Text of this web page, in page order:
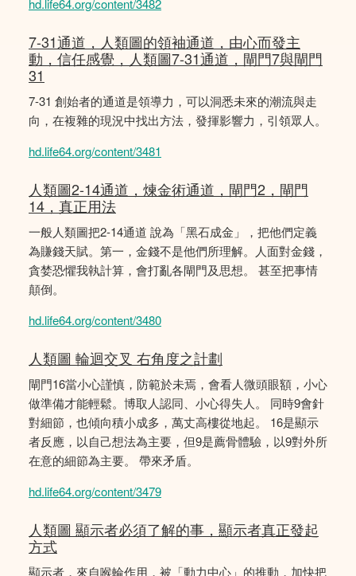
hd.life64.org/content/3482
7-31通道，人類圖的領袖通道，由心而發主
動，信任感覺，人類圖7-31通道，閘門7與閘門
31
7-31 創始者的通道是領導力，可以洞悉未來的潮流與走
向，在複雜的現況中找出方法，發揮影響力，引領眾人。
hd.life64.org/content/3481
人類圖2-14通道，煉金術通道，閘門2，閘門
14，真正用法
一般人類圖把2-14通道 說為「黑石成金」，把他們定義
為賺錢天賦。第一，金錢不是他們所理解。人面對金錢，
貪婪恐懼我執計算，會打亂各閘門及思想。 甚至把事情
顛倒。
hd.life64.org/content/3480
人類圖 輪迴交叉 右角度之計劃
閘門16當小心謹慎，防範於未焉，會看人微頭眼額，小心
做準備才能輕鬆。博取人認同、小心得失人。 同時9會針
對細節，也傾向積小成多，萬丈高樓從地起。 16是顯示
者反應，以自己想法為主要，但9是薦骨體驗，以9對外所
在意的細節為主要。 帶來矛盾。
hd.life64.org/content/3479
人類圖 顯示者必須了解的事，顯示者真正發起
方式
顯示者，來自喉輪作用，被「動力中心」的推動，加快把